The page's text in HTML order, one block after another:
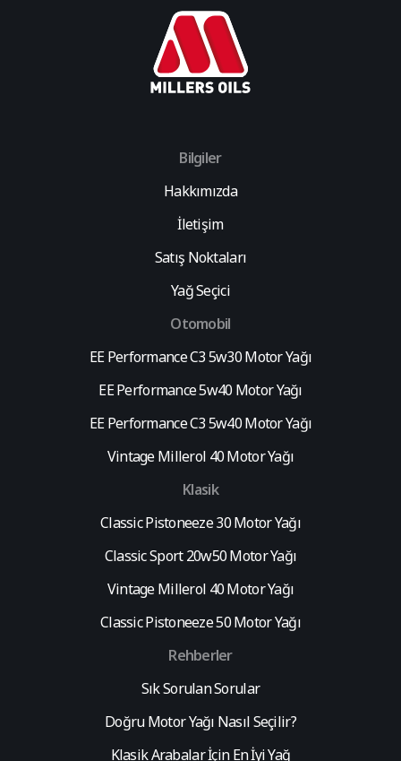
Bilgiler
Hakkımızda
İletişim
Satış Noktaları
Yağ Seçici
Otomobil
EE Performance C3 5w30 Motor Yağı
EE Performance 5w40 Motor Yağı
EE Performance C3 5w40 Motor Yağı
Vintage Millerol 40 Motor Yağı
Klasik
Classic Pistoneeze 30 Motor Yağı
Classic Sport 20w50 Motor Yağı
Vintage Millerol 40 Motor Yağı
Classic Pistoneeze 50 Motor Yağı
Rehberler
Sık Sorulan Sorular
Doğru Motor Yağı Nasıl Seçilir?
Klasik Arabalar İçin En İyi Yağ